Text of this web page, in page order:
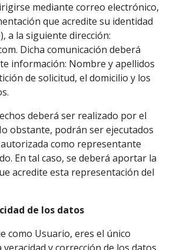
mediante correo electrónico,
que acredite su identidad
a la siguiente dirección:
Dicha comunicación deberá
información: Nombre y apellidos
de solicitud, el domicilio y los
deberá ser realizado por el
obstante, podrán ser ejecutados
como representante
En tal caso, se deberá aportar la
acredite esta representación del
de los datos
como Usuario, eres el único